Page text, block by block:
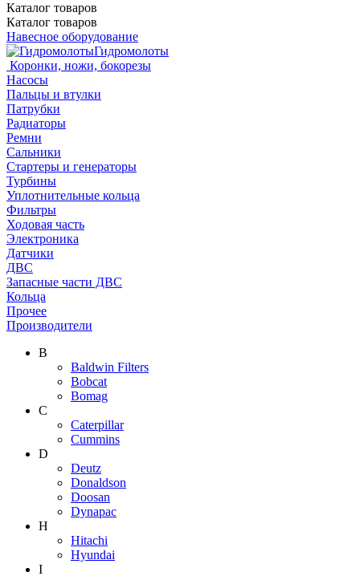
Каталог товаров
Каталог товаров
Навесное оборудование
Гидромолоты
Коронки, ножи, бокорезы
Насосы
Пальцы и втулки
Патрубки
Радиаторы
Ремни
Сальники
Стартеры и генераторы
Турбины
Уплотнительные кольца
Фильтры
Ходовая часть
Электроника
Датчики
ДВС
Запасные части ДВС
Кольца
Прочее
Производители
B
Baldwin Filters
Bobcat
Bomag
C
Caterpillar
Cummins
D
Deutz
Donaldson
Doosan
Dynapac
H
Hitachi
Hyundai
I